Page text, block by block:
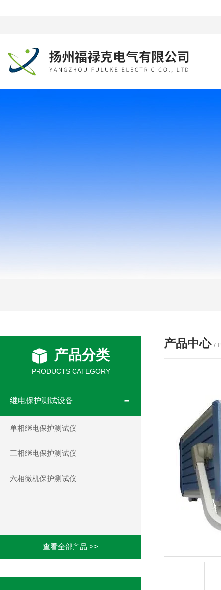
产品分类
PRODUCTS CATEGORY
继电保护测试设备
单相继电保护测试仪
三相继电保护测试仪
六相微机保护测试仪
查看全部产品 >>
产品中心 /